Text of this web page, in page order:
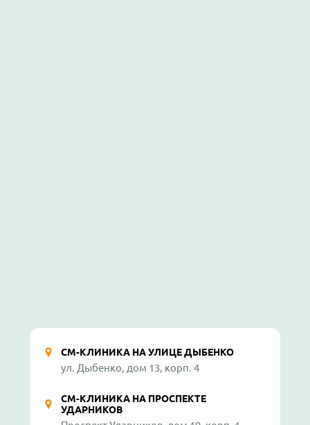
СМ-КЛИНИКА НА УЛИЦЕ ДЫБЕНКО
ул. Дыбенко, дом 13, корп. 4
СМ-КЛИНИКА НА ПРОСПЕКТЕ
УДАРНИКОВ